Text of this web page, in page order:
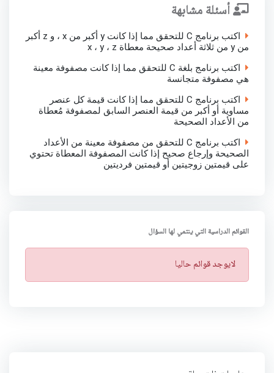
أسئلة مشابهة
اكتب برنامج C للتحقق مما إذا كانت y أكبر من x ، و z أكبر
من y من ثلاثة أعداد صحيحة معطاة x ، y ، z
اكتب برنامج بلغة C للتحقق مما إذا كانت مصفوفة معينة
هي مصفوفة متجانسة
اكتب برنامج C للتحقق مما إذا كانت قيمة كل عنصر
مساوية أو أكبر من قيمة العنصر السابق لمصفوفة مُعطاة
من الأعداد الصحيحة
اكتب برنامج C للتحقق من مصفوفة معينة من الأعداد
الصحيحة وإرجاع صحيح إذا كانت المصفوفة المعطاة تحتوي
على قيمتين زوجيتين أو قيمتين فرديتين
القوائم الدراسية التي ينتمي لها السؤال
ت
ن
لايوجد قوائم حاليا